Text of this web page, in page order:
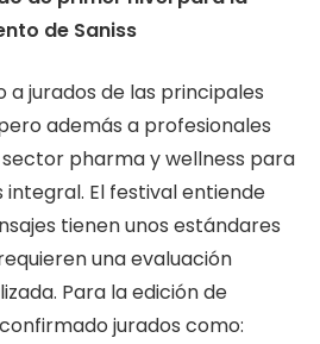
de Saniss
a jurados de las principales
además a profesionales
pharma y wellness para
integral. El festival entiende
tienen unos estándares
una evaluación
Para la edición de
jurados como: